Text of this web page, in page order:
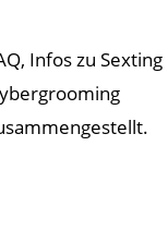
Infos zu Sexting